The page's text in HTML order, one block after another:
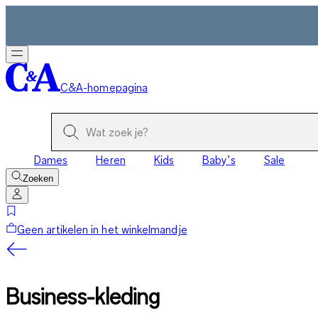
C&A-homepagina
Dames Heren Kids Baby’s Sale
Zoeken
Geen artikelen in het winkelmandje
Business-kleding